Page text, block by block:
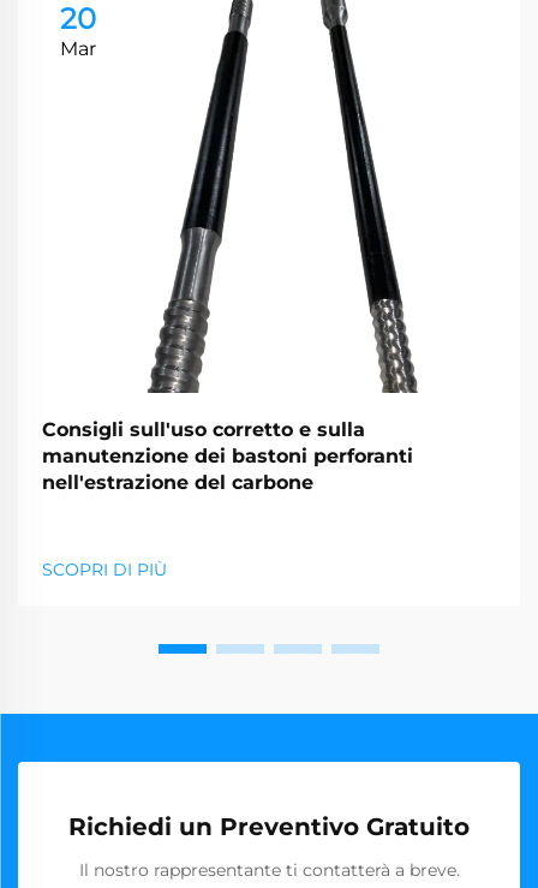
20
Mar
Consigli sull'uso corretto e sulla
manutenzione dei bastoni perforanti
nell'estrazione del carbone
SCOPRI DI PIÙ
Richiedi un Preventivo Gratuito
Il nostro rappresentante ti contatterà a breve.